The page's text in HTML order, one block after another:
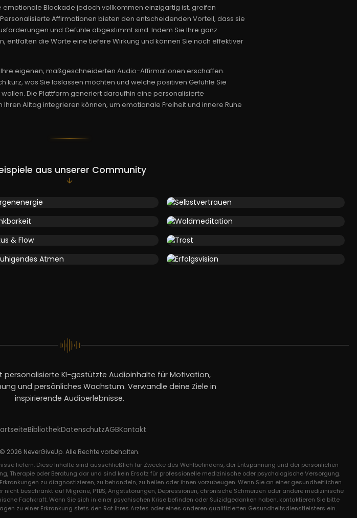
emotionale Blockade jedoch vollkommen einzigartig ist, greifen
Affirmationen bieten den entscheidenden Vorteil, dass sie
und Gefühle abgestimmt sind. Indem Sie Ihre ganz
entfalten die Worte eine tiefere Wirkung und können Sie noch effektiver
Ihre eigenen, maßgeschneiderten Audio-Affirmationen erschaffen.
kurz, was Sie loslassen möchten und welche positiven Gefühle Sie
Die Plattform generiert daraufhin eine personalisierte
Alltag integrieren können, um emotionale Freiheit und innere Ruhe
aus unserer Community
personalisierte KI-gestützte Audioinhalte für Motivation,
und persönliches Wachstum. Verwandle deine Ziele in
inspirierende Audioerlebnisse.
BibliothekDatenschutzAGBKontakt
© 2026 NeverGiveUp. Alle Rechte vorbehalten.
liefern. Diese Inhalte sind ausschließlich für Zwecke des Wohlbefindens, der Entspannung und der persönlichen
Therapie oder Beratung dar und sind kein Ersatz für professionelle medizinische oder psychologische Versorgung.
zu diagnostizieren, zu behandeln, zu heilen oder ihnen vorzubeugen. Wenn Sie an einer gesundheitlichen
beschränkt auf Migräne, PTBS, Angststörungen, Depressionen, chronische Schmerzen oder andere medizinische
Fachkraft. Wenn Sie sich in einer psychischen Krise befinden oder Suizidgedanken haben, kontaktieren Sie bitte
zu einer Erkrankung stets den Rat Ihres Arztes oder eines anderen qualifizierten Gesundheitsdienstleisters ein.